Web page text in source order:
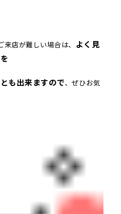
店が難しい場合は、
よく見
も出来ますので、ぜひお気